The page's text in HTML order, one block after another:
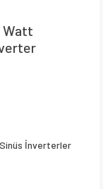
Watt
İnverterler